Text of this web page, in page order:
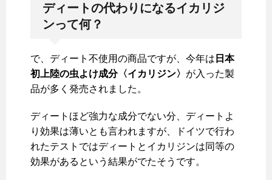
ディートの代わりになるイカリジ
ンって何？
で、ディート不使用の商品ですが、今年は 日本
初上陸の虫よけ成分〈イカリジン〉 が入った製
品が多く発売されました。
ディートほど強力な成分でない分、ディートよ
り効果は薄いとも言われますが、ドイツで行わ
れたテストではディートとイカリジンは同等の
効果があるという結果がでたそうです。